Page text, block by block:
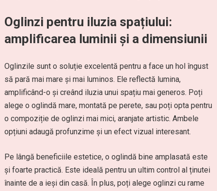
Oglinzi pentru iluzia spațiului:
amplificarea luminii și a dimensiunii
Oglinzile sunt o soluție excelentă pentru a face un hol îngust
să pară mai mare și mai luminos. Ele reflectă lumina,
amplificând-o și creând iluzia unui spațiu mai generos. Poți
alege o oglindă mare, montată pe perete, sau poți opta pentru
o compoziție de oglinzi mai mici, aranjate artistic. Ambele
opțiuni adaugă profunzime și un efect vizual interesant.
Pe lângă beneficiile estetice, o oglindă bine amplasată este
și foarte practică. Este ideală pentru un ultim control al ținutei
înainte de a ieși din casă. În plus, poți alege oglinzi cu rame